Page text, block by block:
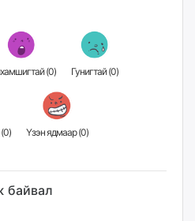
Гайхамшигтай (0) Гунигтай (0)
Жихүүцмээр (0) Үзэн ядмаар (0)
байвал